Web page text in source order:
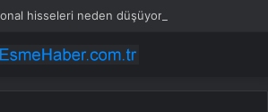
hisseleri neden düşüyor?